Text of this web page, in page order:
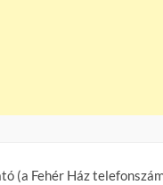
(a Fehér Ház